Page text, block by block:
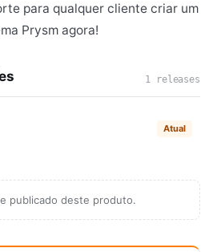
para qualquer cliente criar um
Prysm agora!
1 releases
Atual
publicado deste produto.